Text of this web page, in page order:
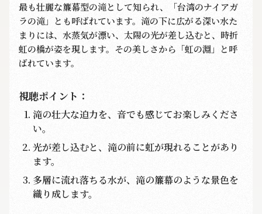
最も壮麗な簾幕型の滝として知られ、「台湾のナイアガ
ラの滝」とも呼ばれています。滝の下に広がる深い水た
まりには、水蒸気が漂い、太陽の光が差し込むと、時折
虹の橋が姿を現します。その美しさから「虹の淵」と呼
ばれています。
視聴ポイント：
滝の壮大な迫力を、音でも感じてお楽しみくださ
い。
光が差し込むと、滝の前に虹が現れることがあり
ます。
多層に流れ落ちる水が、滝の簾幕のような景色を
織り成します。